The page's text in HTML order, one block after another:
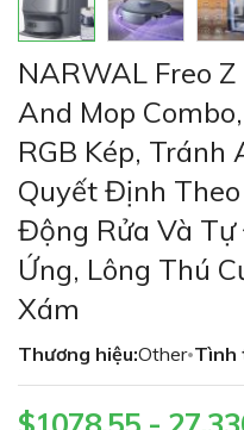
đến
phần
của
thư
viện
hình
ảnh
NARWAL Freo
And Mop
RGB Kép, Tránh
Quyết Định
Động Rửa Và
Ứng, Lông Thú
Xám
Thương hiệu:Other•Tình